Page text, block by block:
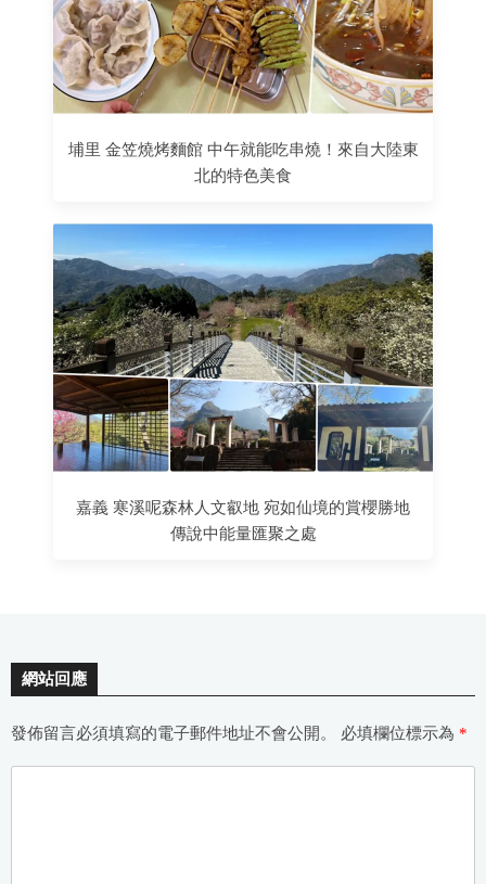
埔里 金笠燒烤麵館 中午就能吃串燒！來自大陸東
北的特色美食
嘉義 寒溪呢森林人文叡地 宛如仙境的賞櫻勝地
傳說中能量匯聚之處
網站回應
發佈留言必須填寫的電子郵件地址不會公開。 必填欄位標示為 *